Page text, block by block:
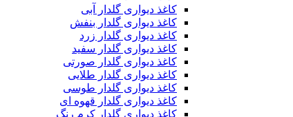
کاغذ دیواری گلدار آبی
کاغذ دیواری گلدار بنفش
کاغذ دیواری گلدار زرد
کاغذ دیواری گلدار سفید
کاغذ دیواری گلدار صورتی
کاغذ دیواری گلدار طلایی
کاغذ دیواری گلدار طوسی
کاغذ دیواری گلدار قهوه ای
کاغذ دیواری گلدار کرم رنگ